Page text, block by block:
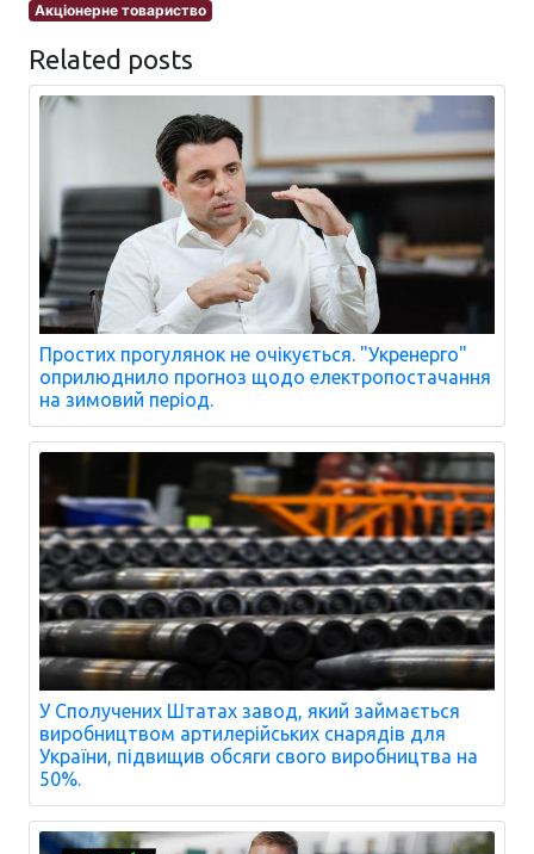
Акціонерне товариство
Related posts
Простих прогулянок не очікується. "Укренерго"
оприлюднило прогноз щодо електропостачання
на зимовий період.
У Сполучених Штатах завод, який займається
виробництвом артилерійських снарядів для
України, підвищив обсяги свого виробництва на
50%.